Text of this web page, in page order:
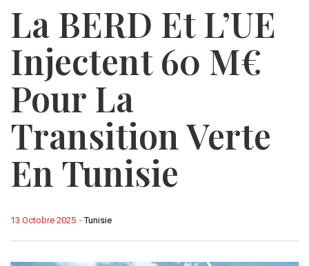
La BERD Et L’UE
Injectent 60 M€
Pour La
Transition Verte
En Tunisie
-Tunisie
13 Octobre 2025